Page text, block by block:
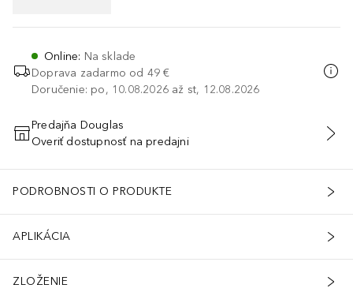
Online: Na sklade
Doprava zadarmo od 49 €
Doručenie: po, 10.08.2026 až st, 12.08.2026
PRIDAŤ DO KOŠÍKA
Predajňa Douglas
Overiť dostupnosť na predajni
PODROBNOSTI O PRODUKTE
APLIKÁCIA
ZLOŽENIE